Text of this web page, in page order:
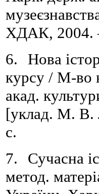
ХДАК, 2004.
6.
Нова
курсу / М-во
акад.
[уклад. М.
с.
7.
Сучасна
метод.